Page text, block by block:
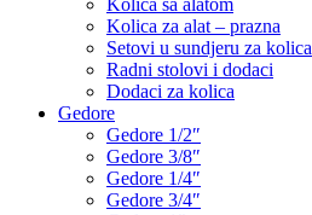
Kolica sa alatom
Kolica za alat – prazna
Setovi u sundjeru za kolica
Radni stolovi i dodaci
Dodaci za kolica
Gedore
Gedore 1/2″
Gedore 3/8″
Gedore 1/4″
Gedore 3/4″